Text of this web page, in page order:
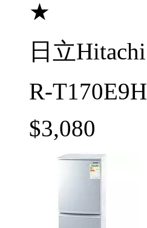
★
日立Hitachi
R-T170E9H
$3,080